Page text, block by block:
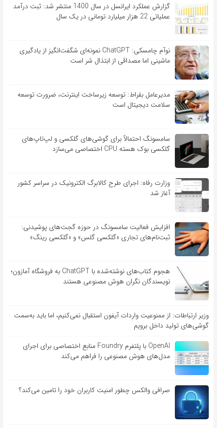
گزارش عملکرد ایرانسل در سال 1400 منتشر شد: ثبت درآمد
عملیاتی 22 هزار میلیارد تومانی در یک سال
نوآم چامسکی: ChatGPT نمونه‌ای شگفت‌انگیز از یادگیری
ماشینی اما مصداقی از ابتذال شر است
مدیرعامل بقراط: توسعه زیرساخت اینترنت، ضرورت توسعه
سلامت دیجیتال است
سامسونگ احتمالاً برای گوشی‌های گلکسی و لپ‌تاپ‌های
گلکسی بوک هسته CPU اختصاصی می‌سازد
وزارت رفاه: اجرای طرح کالابرگ الکترونیک در سراسر کشور
آغاز شد
افزایش فعالیت سامسونگ در حوزه گجت‌های پوشیدنی:
ثبت‌نام‌های تجاری «گلکسی گلس» و «گلکسی رینگ»
هجوم کتاب‌های نوشته‌شده با ChatGPT به فروشگاه آمازون؛
نویسندگان نگران هوش مصنوعی هستند
وزیر ارتباطات: از ممنوعیت واردات آیفون استقبال نمی‌کنیم، اما باید به‌سمت
گوشی‌های تولید داخل برویم
OpenAI با پلتفرم Foundry منابع اختصاصی برای اجرای
مدل‌های هوش مصنوعی را فراهم می‌کند
صرافی والکس چطور امنیت کاربران خود را تامین می‌کند؟